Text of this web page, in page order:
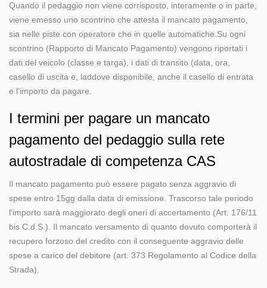
Quando il pedaggio non viene corrisposto, interamente o in parte,
viene emesso uno scontrino che attesta il mancato pagamento,
sia nelle piste con operatore che in quelle automatiche.Su ogni
scontrino (Rapporto di Mancato Pagamento) vengono riportati i
dati del veicolo (classe e targa), i dati di transito (data, ora,
casello di uscita e, laddove disponibile, anche il casello di entrata
e l'importo da pagare.
I termini per pagare un mancato
pagamento del pedaggio sulla rete
autostradale di competenza CAS
Il mancato pagamento può essere pagato senza aggravio di
spese entro 15gg dalla data di emissione. Trascorso tale periodo
l'importo sarà maggiorato degli oneri di accertamento (Art. 176/11
bis C.d.S.). Il mancato versamento di quanto dovuto comporterà il
recupero forzoso del credito con il conseguente aggravio delle
spese a carico del debitore (art. 373 Regolamento al Codice della
Strada).